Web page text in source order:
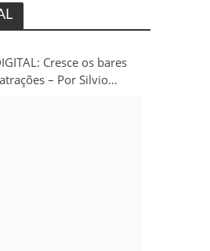
Cresce os bares
– Por Silvio